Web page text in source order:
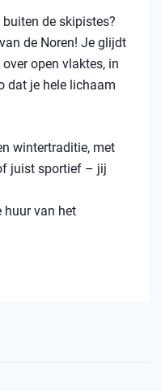
de skipistes?
de Noren! Je glijdt
open vlaktes, in
dat je hele lichaam
wintertraditie, met
juist sportief – jij
huur van het